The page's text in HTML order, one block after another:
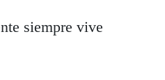
siempre vive